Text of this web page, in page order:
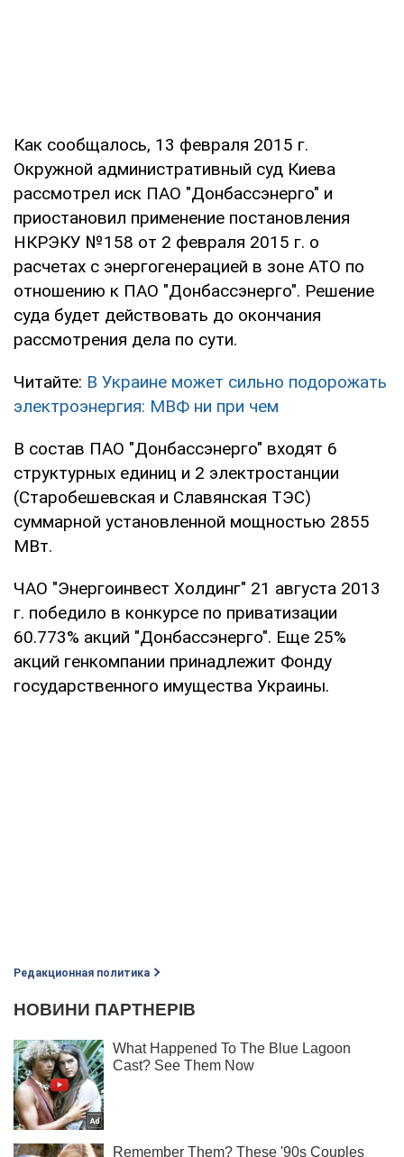
Как сообщалось, 13 февраля 2015 г.
Окружной административный суд Киева
рассмотрел иск ПАО "Донбассэнерго" и
приостановил применение постановления
НКРЭКУ №158 от 2 февраля 2015 г. о
расчетах с энергогенерацией в зоне АТО по
отношению к ПАО "Донбассэнерго". Решение
суда будет действовать до окончания
рассмотрения дела по сути.
Читайте: В Украине может сильно подорожать
электроэнергия: МВФ ни при чем
В состав ПАО "Донбассэнерго" входят 6
структурных единиц и 2 электростанции
(Старобешевская и Славянская ТЭС)
суммарной установленной мощностью 2855
МВт.
ЧАО "Энергоинвест Холдинг" 21 августа 2013
г. победило в конкурсе по приватизации
60.773% акций "Донбассэнерго". Еще 25%
акций генкомпании принадлежит Фонду
государственного имущества Украины.
Редакционная политика